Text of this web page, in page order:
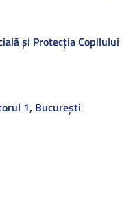
şi Protecţia Copilului
1, Bucureşti